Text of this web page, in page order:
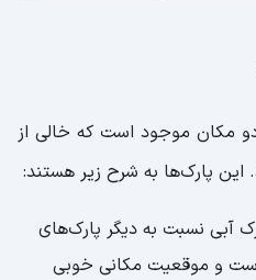
مکان موجود است که خالی از
پارک‌ها به شرح زیر هستند:
آبی نسبت به دیگر پارک‌های
و موقعیت مکانی خوبی